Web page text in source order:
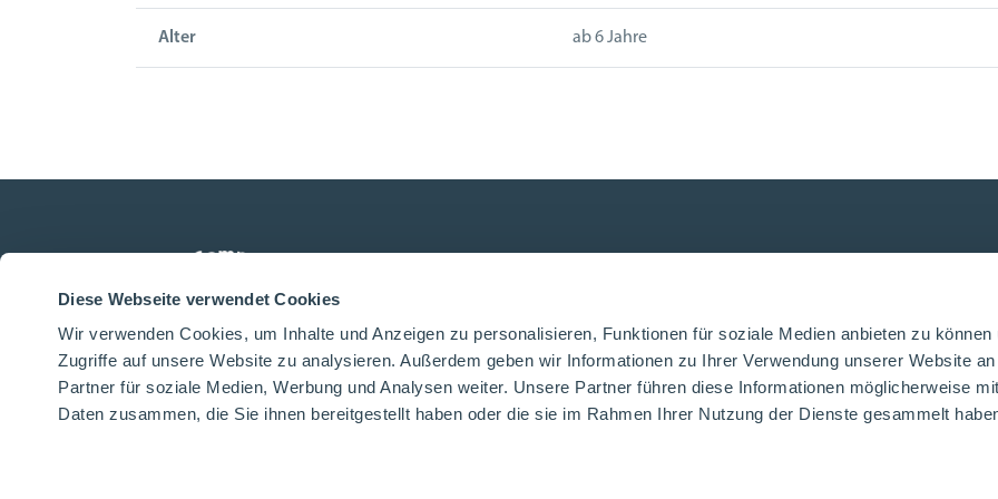
Diese Webseite verwendet Cookies
Wir verwenden Cookies, um Inhalte und Anzeigen zu personalisieren, Funktionen für soziale Medien anbieten zu können
Zugriffe auf unsere Website zu analysieren. Außerdem geben wir Informationen zu Ihrer Verwendung unserer Website
Partner für soziale Medien, Werbung und Analysen weiter. Unsere Partner führen diese Informationen möglicherweise
Daten zusammen, die Sie ihnen bereitgestellt haben oder die sie im Rahmen Ihrer Nutzung der Dienste gesammelt
Alter ab 6 Jahre